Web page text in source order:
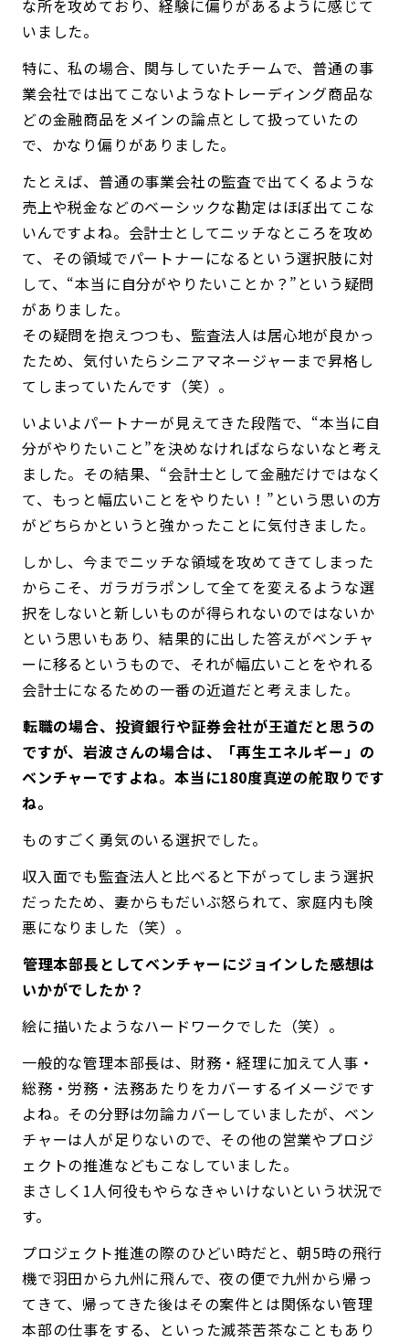
な所を攻めており、経験に偏りがあるように感じて
いました。
特に、私の場合、関与していたチームで、普通の事
業会社では出てこないようなトレーディング商品な
どの金融商品をメインの論点として扱っていたの
で、かなり偏りがありました。
たとえば、普通の事業会社の監査で出てくるような
売上や税金などのベーシックな勘定はほぼ出てこな
いんですよね。会計士としてニッチなところを攻め
て、その領域でパートナーになるという選択肢に対
して、“本当に自分がやりたいことか？”という疑問
がありました。
その疑問を抱えつつも、監査法人は居心地が良かっ
たため、気付いたらシニアマネージャーまで昇格し
てしまっていたんです（笑）。
いよいよパートナーが見えてきた段階で、“本当に自
分がやりたいこと”を決めなければならないなと考え
ました。その結果、“会計士として金融だけではなく
て、もっと幅広いことをやりたい！”という思いの方
がどちらかというと強かったことに気付きました。
しかし、今までニッチな領域を攻めてきてしまった
からこそ、ガラガラポンして全てを変えるような選
択をしないと新しいものが得られないのではないか
という思いもあり、結果的に出した答えがベンチャ
ーに移るというもので、それが幅広いことをやれる
会計士になるための一番の近道だと考えました。
――転職の場合、投資銀行や証券会社が王道だと思うの
ですが、岩波さんの場合は、「再生エネルギー」の
ベンチャーですよね。本当に180度真逆の舵取りです
ね。
ものすごく勇気のいる選択でした。
収入面でも監査法人と比べると下がってしまう選択
だったため、妻からもだいぶ怒られて、家庭内も険
悪になりました（笑）。
――管理本部長としてベンチャーにジョインした感想は
いかがでしたか？
絵に描いたようなハードワークでした（笑）。
一般的な管理本部長は、財務・経理に加えて人事・
総務・労務・法務あたりをカバーするイメージです
よね。その分野は勿論カバーしていましたが、ベン
チャーは人が足りないので、その他の営業やプロジ
ェクトの推進などもこなしていました。
まさしく1人何役もやらなきゃいけないという状況で
す。
プロジェクト推進の際のひどい時だと、朝5時の飛行
機で羽田から九州に飛んで、夜の便で九州から帰っ
てきて、帰ってきた後はその案件とは関係ない管理
本部の仕事をする、といった滅茶苦茶なこともあり